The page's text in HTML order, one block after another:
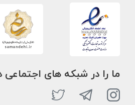
ما را در شبکه های اجتماعی